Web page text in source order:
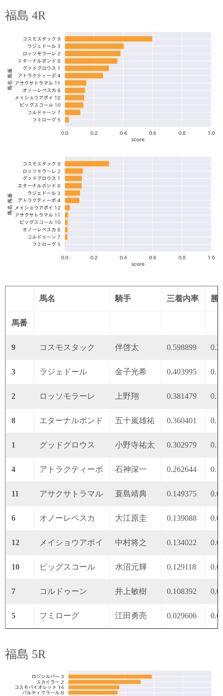
福島 4R
馬名 騎手 三着内率 勝
馬番
9 コスモスタック 伴啓太 0.598899
3 ラジェドール 金子光希 0.403995
2 ロッソモラーレ 上野翔 0.381479
8 エターナルボンド 五十嵐雄祐 0.360401
1 グッドグロウス 小野寺祐太 0.302979
4 アトラクティーボ 石神深一 0.262644
11 アサクサトラマル 蓑島靖典 0.149375
6 オノーレペスカ 大江原圭 0.139088
12 メイショウアポイ 中村将之 0.134022
10 ビッグスコール 水沼元輝 0.129118
7 コルドゥーン 井上敏樹 0.108392
5 フミローグ 江田勇亮 0.029606
福島 5R